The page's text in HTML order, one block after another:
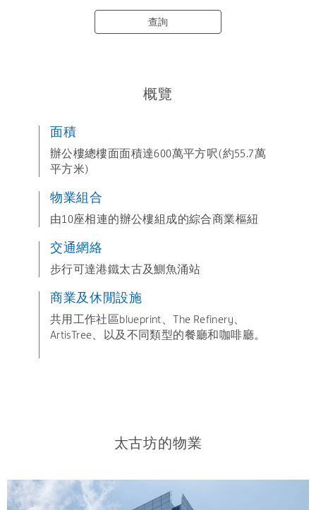
查詢
概覽
面積
辦公樓總樓面面積達600萬平方呎(約55.7萬
平方米)
物業組合
由10座相連的辦公樓組成的綜合商業樞紐
交通網絡
步行可達港鐵太古及鰂魚涌站
商業及休閒設施
共用工作社區blueprint、The Refinery、
ArtisTree、以及不同類型的餐廳和咖啡廳。
太古坊的物業